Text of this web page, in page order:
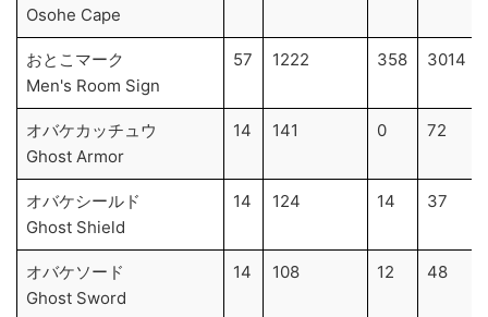
Osohe Cape
おとこマーク
Men's Room Sign
57 1222 358 3014
オバケカッチュウ
Ghost Armor
14 141 0 72
オバケシールド
Ghost Shield
14 124 14 37
オバケソード
Ghost Sword
14 108 12 48